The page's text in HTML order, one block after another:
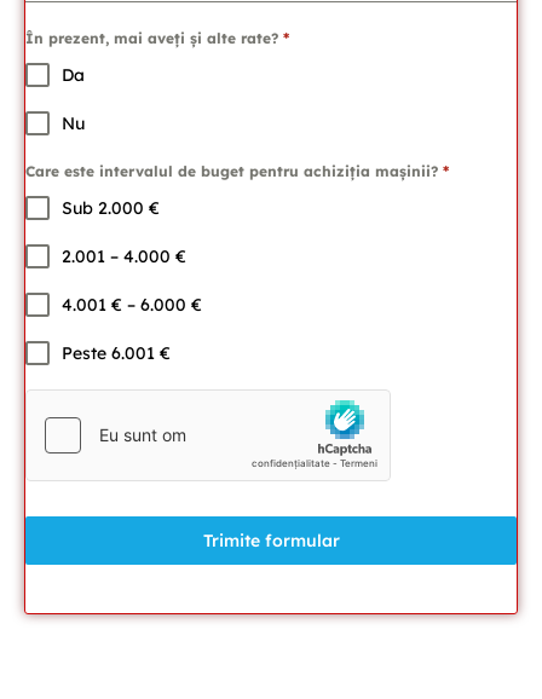
În prezent, mai aveți și alte rate? *
Da
Nu
Care este intervalul de buget pentru achiziția mașinii? *
Sub 2.000 €
2.001 – 4.000 €
4.001 € – 6.000 €
Peste 6.001 €
Trimite formular